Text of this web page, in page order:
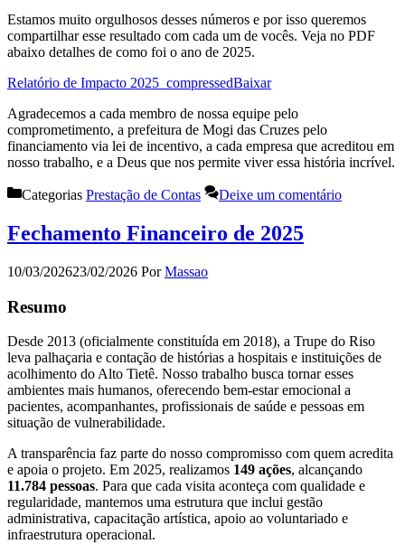
Estamos muito orgulhosos desses números e por isso queremos
compartilhar esse resultado com cada um de vocês. Veja no PDF
abaixo detalhes de como foi o ano de 2025.
Relatório de Impacto 2025_compressedBaixar
Agradecemos a cada membro de nossa equipe pelo
comprometimento, a prefeitura de Mogi das Cruzes pelo
financiamento via lei de incentivo, a cada empresa que acreditou em
nosso trabalho, e a Deus que nos permite viver essa história incrível.
Categorias Prestação de Contas Deixe um comentário
Fechamento Financeiro de 2025
10/03/202623/02/2026 PorMassao
Resumo
Desde 2013 (oficialmente constituída em 2018), a Trupe do Riso
leva palhaçaria e contação de histórias a hospitais e instituições de
acolhimento do Alto Tietê. Nosso trabalho busca tornar esses
ambientes mais humanos, oferecendo bem-estar emocional a
pacientes, acompanhantes, profissionais de saúde e pessoas em
situação de vulnerabilidade.
A transparência faz parte do nosso compromisso com quem acredita
e apoia o projeto. Em 2025, realizamos 149 ações, alcançando
11.784 pessoas. Para que cada visita aconteça com qualidade e
regularidade, mantemos uma estrutura que inclui gestão
administrativa, capacitação artística, apoio ao voluntariado e
infraestrutura operacional.